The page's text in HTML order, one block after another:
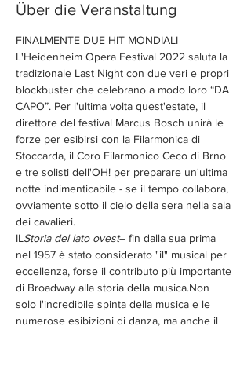
Über die Veranstaltung
FINALMENTE DUE HIT MONDIALI
L'Heidenheim Opera Festival 2022 saluta la
tradizionale Last Night con due veri e propri
blockbuster che celebrano a modo loro “DA
CAPO”. Per l'ultima volta quest'estate, il
direttore del festival Marcus Bosch unirà le
forze per esibirsi con la Filarmonica di
Stoccarda, il Coro Filarmonico Ceco di Brno
e tre solisti dell'OH! per preparare un'ultima
notte indimenticabile - se il tempo collabora,
ovviamente sotto il cielo della sera nella sala
dei cavalieri.
IL Storia del lato ovest– fin dalla sua prima
nel 1957 è stato considerato "il" musical per
eccellenza, forse il contributo più importante
di Broadway alla storia della musica.Non
solo l'incredibile spinta della musica e le
numerose esibizioni di danza, ma anche il